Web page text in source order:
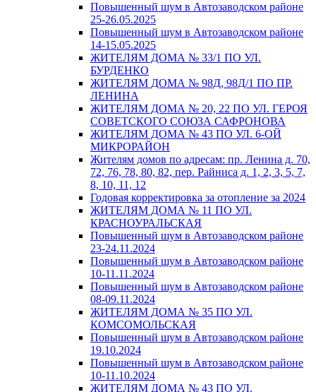
Повышенный шум в Автозаводском районе
25-26.05.2025
Повышенный шум в Автозаводском районе
14-15.05.2025
ЖИТЕЛЯМ ДОМА № 33/1 ПО УЛ.
БУРДЕНКО
ЖИТЕЛЯМ ДОМА № 98Д, 98Д/1 ПО ПР.
ЛЕНИНА
ЖИТЕЛЯМ ДОМА № 20, 22 ПО УЛ. ГЕРОЯ
СОВЕТСКОГО СОЮЗА САФРОНОВА
ЖИТЕЛЯМ ДОМА № 43 ПО УЛ. 6-ОЙ
МИКРОРАЙОН
Жителям домов по адресам: пр. Ленина д. 70,
72, 76, 78, 80, 82, пер. Райниса д. 1, 2, 3, 5, 7,
8, 10, 11, 12
Годовая корректировка за отопление за 2024
ЖИТЕЛЯМ ДОМА № 11 ПО УЛ.
КРАСНОУРАЛЬСКАЯ
Повышенный шум в Автозаводском районе
23-24.11.2024
Повышенный шум в Автозаводском районе
10-11.11.2024
Повышенный шум в Автозаводском районе
08-09.11.2024
ЖИТЕЛЯМ ДОМА № 35 ПО УЛ.
КОМСОМОЛЬСКАЯ
Повышенный шум в Автозаводском районе
19.10.2024
Повышенный шум в Автозаводском районе
10-11.10.2024
ЖИТЕЛЯМ ДОМА № 43 ПО УЛ.